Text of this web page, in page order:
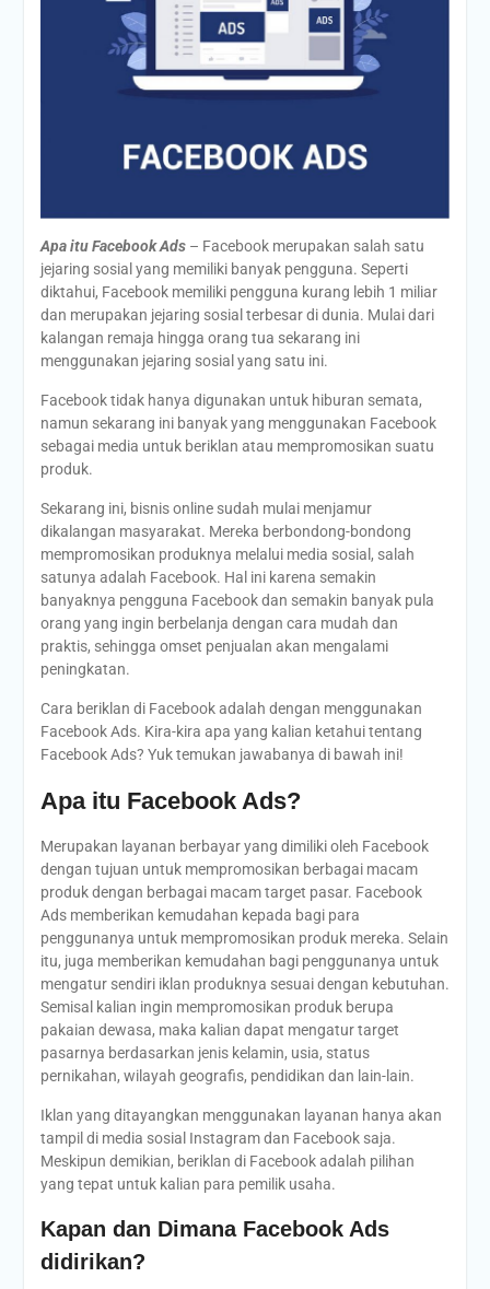
Apa itu Facebook Ads – Facebook merupakan salah satu
jejaring sosial yang memiliki banyak pengguna. Seperti
diktahui, Facebook memiliki pengguna kurang lebih 1 miliar
dan merupakan jejaring sosial terbesar di dunia. Mulai dari
kalangan remaja hingga orang tua sekarang ini
menggunakan jejaring sosial yang satu ini.
Facebook tidak hanya digunakan untuk hiburan semata,
namun sekarang ini banyak yang menggunakan Facebook
sebagai media untuk beriklan atau mempromosikan suatu
produk.
Sekarang ini, bisnis online sudah mulai menjamur
dikalangan masyarakat. Mereka berbondong-bondong
mempromosikan produknya melalui media sosial, salah
satunya adalah Facebook. Hal ini karena semakin
banyaknya pengguna Facebook dan semakin banyak pula
orang yang ingin berbelanja dengan cara mudah dan
praktis, sehingga omset penjualan akan mengalami
peningkatan.
Cara beriklan di Facebook adalah dengan menggunakan
Facebook Ads. Kira-kira apa yang kalian ketahui tentang
Facebook Ads? Yuk temukan jawabanya di bawah ini!
Apa itu Facebook Ads?
Merupakan layanan berbayar yang dimiliki oleh Facebook
dengan tujuan untuk mempromosikan berbagai macam
produk dengan berbagai macam target pasar. Facebook
Ads memberikan kemudahan kepada bagi para
penggunanya untuk mempromosikan produk mereka. Selain
itu, juga memberikan kemudahan bagi penggunanya untuk
mengatur sendiri iklan produknya sesuai dengan kebutuhan.
Semisal kalian ingin mempromosikan produk berupa
pakaian dewasa, maka kalian dapat mengatur target
pasarnya berdasarkan jenis kelamin, usia, status
pernikahan, wilayah geografis, pendidikan dan lain-lain.
Iklan yang ditayangkan menggunakan layanan hanya akan
tampil di media sosial Instagram dan Facebook saja.
Meskipun demikian, beriklan di Facebook adalah pilihan
yang tepat untuk kalian para pemilik usaha.
Kapan dan Dimana Facebook Ads
didirikan?